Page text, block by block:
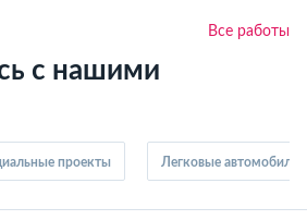
Все работы
с нашими
проекты Легковые автомобили